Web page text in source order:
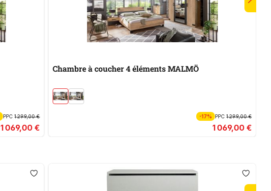
PPC1 299,00 €
1 069,00 €
Chambre à coucher 4 éléments MALMÖ
-17% PPC 1 299,00 €
1 069,00 €